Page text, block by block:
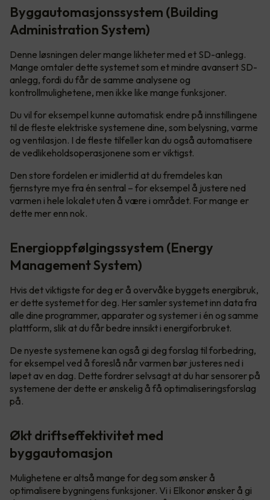
Byggautomasjonssystem (Building
Administration System)
Denne løsningen deler mange likheter med et SD-anlegg.
Mange omtaler dette systemet som et mindre avansert SD-
anlegg, fordi du får de samme analysene og
kontrollmulighetene, men ikke like mange funksjoner.
Du vil for eksempel kunne automatisk endre på innstillingene
til de fleste elektriske systemene dine, som belysning, varme
og ventilasjon. I de fleste tilfeller kan du også automatisere
de vedlikeholdsoperasjonene som er viktigst.
Den store fordelen er imidlertid at du fremdeles kan
fjernstyre mye fra én sentral – for eksempel å justere ned
varmen i hele lokalet uten å være i området. For mange er
dette mer enn nok.
Energioppfølgingssystem (Energy
Management System)
Hvis det viktigste for deg er å overvåke byggets energibruk,
er dette systemet for deg. Her samler systemet inn data fra
alle dine programmer, apparater og systemer i én og samme
plattform, slik at du får bedre innsikt i energiforbruket.
De nyeste systemene kan også gi deg forslag til forbedring,
for eksempel ved å foreslå når varmen bør justeres ned i
løpet av en dag. Dette fordrer selvsagt at du har sensorer på
systemene der dette er ønskelig å få optimaliseringsforslag
på.
Økt driftseffektivitet med
byggautomasjon
Mulighetene er altså mange for deg som ønsker å
optimalisere bygningens funksjoner. Vi i Elkonor ønsker å gi